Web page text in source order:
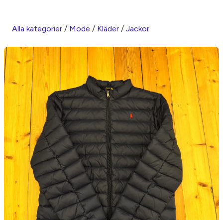
Alla kategorier / Mode / Kläder / Jackor